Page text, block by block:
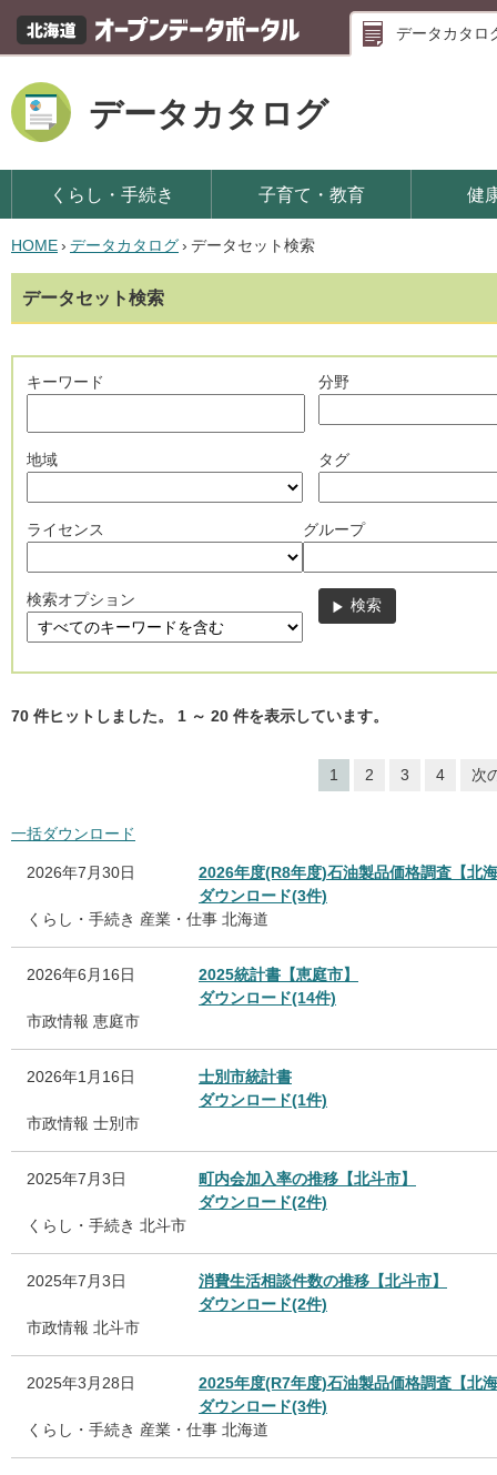
データカタロ
データカタログ
くらし・手続き 子育て・教育 健
HOME› データカタログ› データセット検索
データセット検索
キーワード 分野
地域 タグ
ライセンス グループ
検索オプション
70 件ヒットしました。 1 ～ 20 件を表示しています。
1 2 3 4 次
一括ダウンロード
2026年7月30日
2026年度(R8年度)石油製品価格調査【北
ダウンロード(3件)
くらし・手続き 産業・仕事 北海道
2026年6月16日
2025統計書【恵庭市】
ダウンロード(14件)
市政情報 恵庭市
2026年1月16日
士別市統計書
ダウンロード(1件)
市政情報 士別市
2025年7月3日
町内会加入率の推移【北斗市】
ダウンロード(2件)
くらし・手続き 北斗市
2025年7月3日
消費生活相談件数の推移【北斗市】
ダウンロード(2件)
市政情報 北斗市
2025年3月28日
2025年度(R7年度)石油製品価格調査【北
ダウンロード(3件)
くらし・手続き 産業・仕事 北海道